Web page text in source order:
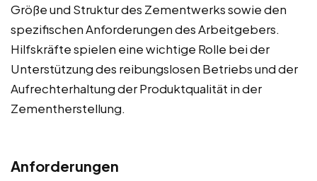
Größe und Struktur des Zementwerks sowie den
spezifischen Anforderungen des Arbeitgebers.
Hilfskräfte spielen eine wichtige Rolle bei der
Unterstützung des reibungslosen Betriebs und der
Aufrechterhaltung der Produktqualität in der
Zementherstellung.
Anforderungen